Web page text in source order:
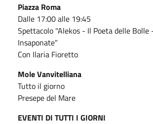
Piazza Roma
Dalle 17:00 alle 19:45
Spettacolo "Alekos - Il Poeta delle Bolle
Insaponate"
Con Ilaria Fioretto
Mole Vanvitelliana
Tutto il giorno
Presepe del Mare
EVENTI DI TUTTI I GIORNI